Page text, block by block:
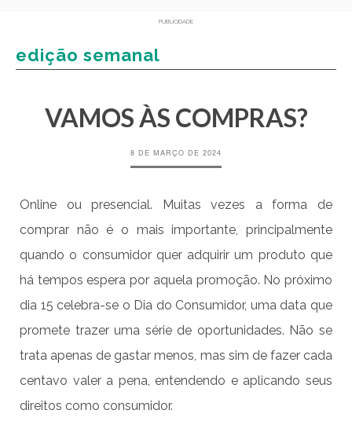
PUBLICIDADE
edição semanal
VAMOS ÀS COMPRAS?
8 DE MARÇO DE 2024
Online ou presencial. Muitas vezes a forma de
comprar não é o mais importante, principalmente
quando o consumidor quer adquirir um produto que
há tempos espera por aquela promoção. No próximo
dia 15 celebra-se o Dia do Consumidor, uma data que
promete trazer uma série de oportunidades. Não se
trata apenas de gastar menos, mas sim de fazer cada
centavo valer a pena, entendendo e aplicando seus
direitos como consumidor.